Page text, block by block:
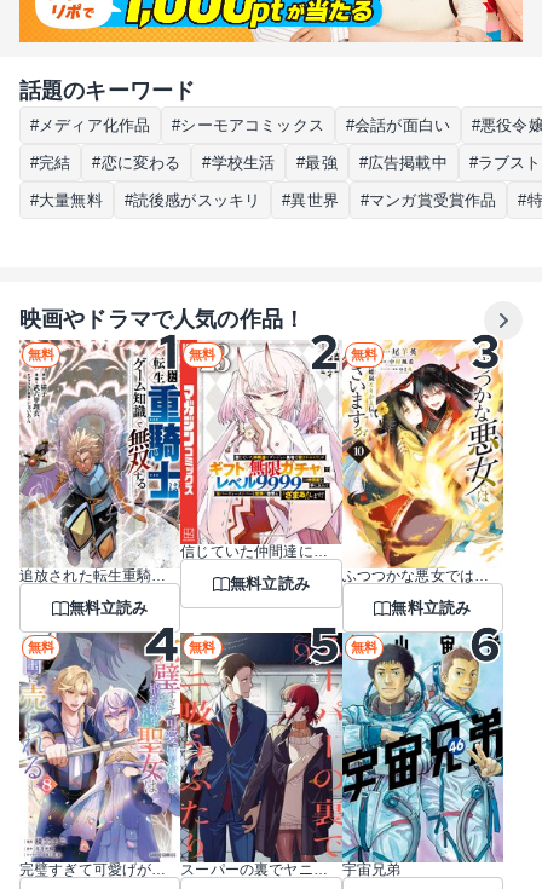
話題のキーワード
#メディア化作品 #シーモアコミックス #会話が面白い #悪役令
#完結 #恋に変わる #学校生活 #最強 #広告掲載中 #ラブス
#大量無料 #読後感がスッキリ #異世界 #マンガ賞受賞作品 #
映画やドラマで人気の作品！
無料
追放された転生重騎士はゲーム知識で無双する
無料立読み
無料
信じていた仲間達にダンジョン奥地で殺されかけたがギフト『無限ガチャ』でレベル9999の仲間達を手に入れて元パーティーメンバーと世界に復讐＆『ざまぁ！』します！
無料立読み
無料
ふつつかな悪女ではございますが ～雛宮蝶鼠とりかえ伝～
無料立読み
無料
完璧すぎて可愛げがないと婚約破棄された聖女は隣国に売られる
無料
スーパーの裏でヤニ吸うふたり
無料
宇宙兄弟